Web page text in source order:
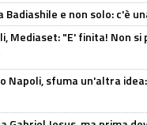
Badiashile e non solo: c'è
Mediaset: "E' finita! Non
Napoli, sfuma un'altra